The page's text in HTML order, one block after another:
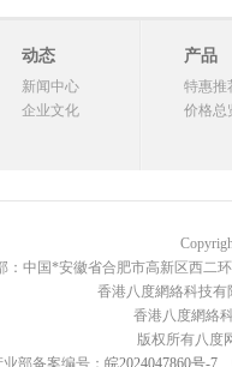
动态
新闻中心
企业文化
产品
特惠推
价格总
：中国*安徽省合肥市高新区西二环
香港八度網絡科技有
香港八度網絡
版权所有八
部备案编号： 皖2024047860号-7